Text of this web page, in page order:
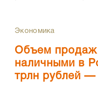
Экономика
Объем продаж
наличными в
трлн рублей